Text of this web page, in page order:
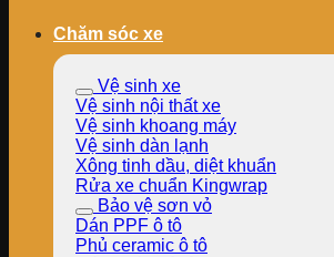
Chăm sóc xe
Vệ sinh xe
Vệ sinh nội thất xe
Vệ sinh khoang máy
Vệ sinh dàn lạnh
Xông tinh dầu, diệt khuẩn
Rửa xe chuẩn Kingwrap
Bảo vệ sơn vỏ
Dán PPF ô tô
Phủ ceramic ô tô